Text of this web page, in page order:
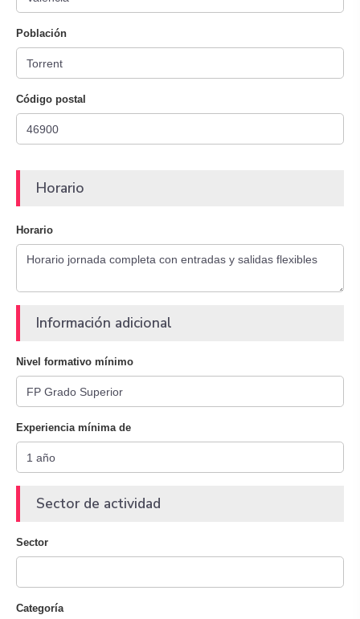
Población
Código postal
Horario
Horario
Información adicional
Nivel formativo mínimo
Experiencia mínima de
Sector de actividad
Sector
Categoría